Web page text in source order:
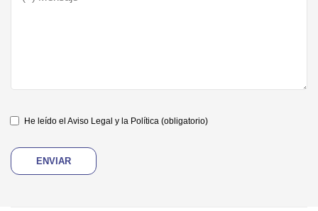
He leído el Aviso Legal y la Política (obligatorio)